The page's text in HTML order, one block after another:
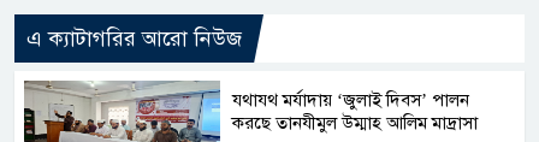
এ ক্যাটাগরির আরো নিউজ
যথাযথ মর্যাদায় ‘জুলাই দিবস’ পালন
করছে তানযীমুল উম্মাহ আলিম মাদ্রাসা